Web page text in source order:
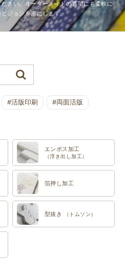
さい。オーダーメイドの要望にも柔軟に
ジョンを形にします。
#活版印刷 #両面活版
エンボス加工
（浮き出し加工）
箔押し加工
型抜き （トムソン）